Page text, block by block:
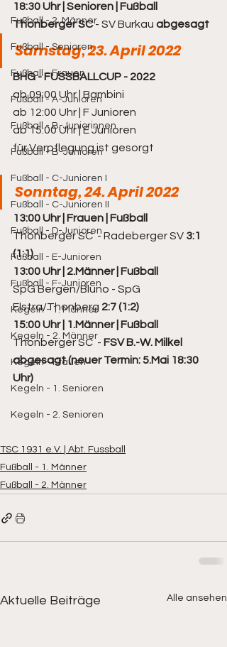
Fußball - 2. Männer
Fußball - Senioren
Fußball - Frauen
Fußball - A-Junioren
Fußball - B-Juniorinnen
Fußball - B-Junioren
Fußball - C-Junioren I
Fußball - C-Junioren II
Fußball - D-Junioren
Fußball - E-Junioren
Fußball - F-Junioren
Kegeln - 1. Männer
Kegeln - 2. Männer
Kegeln - Frauen
Kegeln - 1. Senioren
Kegeln - 2. Senioren
18:30 Uhr | Senioren | Fußball
Thonberger SC - SV Burkau abgesagt
Samstag, 23. April 2022
BHG - FUSSBALLCUP - 2022
ab 09:00 Uhr | Bambini
ab 12:00 Uhr | F Junioren
ab 15:00 Uhr | E Junioren
für Verpflegung ist gesorgt
Sonntag, 24. April 2022
13:00 Uhr | Frauen | Fußball
Thonberger SC  - Radeberger SV 3:1
(1:1)
13:00 Uhr | 2.Männer | Fußball
SpG Bergen/Bluno - SpG
Elstra/Thonberg 2:7 (1:2)
15:00 Uhr | 1.Männer | Fußball
Thonberger SC  - FSV B.-W. Milkel
abgesagt (neuer Termin: 5.Mai 18:30
Uhr)
TSC 1931 e.V. | Abt. Fussball
Fußball - 1. Männer
Fußball - 2. Männer
Aktuelle Beiträge Alle ansehen